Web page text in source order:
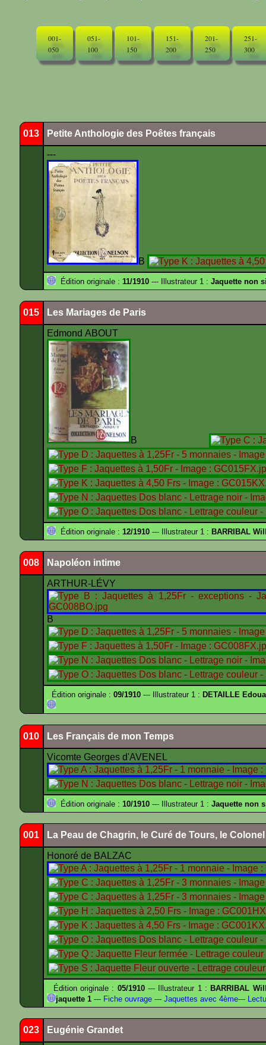
001-
050
051-
100
101-
150
151-
200
201-
250
251-
300
013 Petite Anthologie des Poêtes français
---
B
Édition originale : 11/1910 --- Illustrateur 1 : Jaquette non
015 Les Mariages de Paris
Edmond ABOUT
B
Édition originale : 12/1910 --- Illustrateur 1 : BARRIBAL
008 Napoléon intime
ARTHUR-LÉVY
B
Édition originale : 09/1910 --- Illustrateur 1 : DETAILLE
010 Les Français de mon Temps
Vicomte Georges d'AVENEL
Édition originale : 10/1910 --- Illustrateur 1 : Jaquette non
001 La Peau de Chagrin, le Curé de Tours, le
Honoré de BALZAC
Édition originale : 05/1910--- Illustrateur 1 : BARRIBAL
jaquette 1 --- Fiche ouvrage --- Jaquettes avec 4ème---
023 Eugénie Grandet